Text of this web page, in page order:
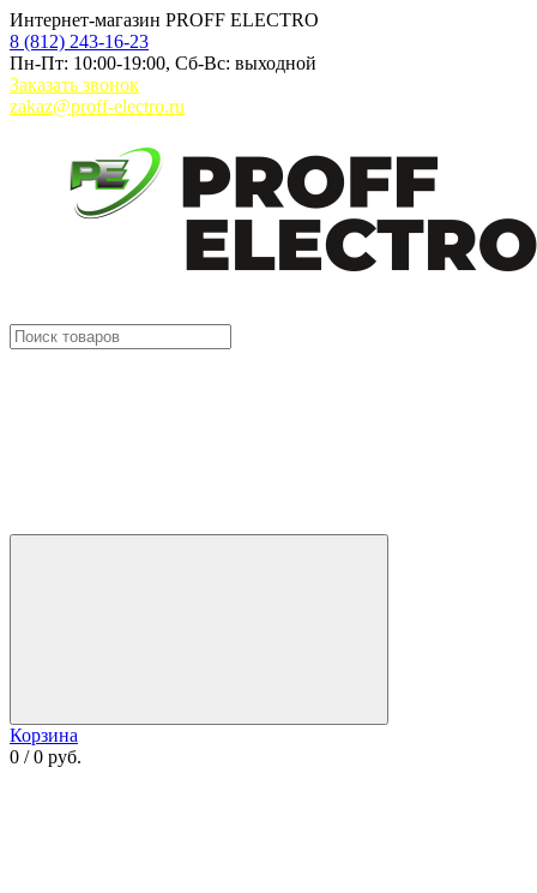
Интернет-магазин PROFF ELECTRO
8 (812) 243-16-23
Пн-Пт: 10:00-19:00, Сб-Вс: выходной
Заказать звонок
zakaz@proff-electro.ru
Корзина
0 / 0 руб.